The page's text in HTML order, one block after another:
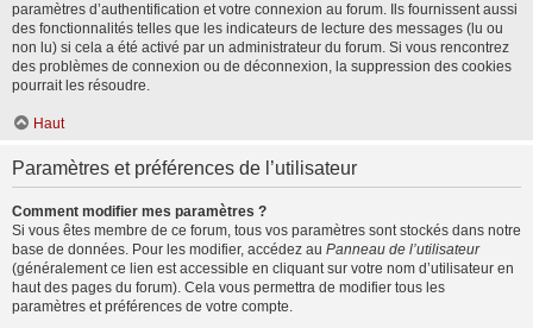
paramètres d’authentification et votre connexion au forum. Ils fournissent aussi
des fonctionnalités telles que les indicateurs de lecture des messages (lu ou
non lu) si cela a été activé par un administrateur du forum. Si vous rencontrez
des problèmes de connexion ou de déconnexion, la suppression des cookies
pourrait les résoudre.
Haut
Paramètres et préférences de l’utilisateur
Comment modifier mes paramètres ?
Si vous êtes membre de ce forum, tous vos paramètres sont stockés dans notre
base de données. Pour les modifier, accédez au Panneau de l’utilisateur
(généralement ce lien est accessible en cliquant sur votre nom d’utilisateur en
haut des pages du forum). Cela vous permettra de modifier tous les
paramètres et préférences de votre compte.